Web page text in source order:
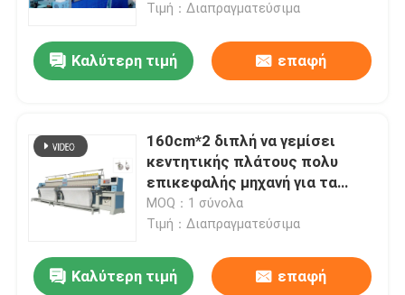
Εμφάνιση VR
Επισκεψή εργοστασίου
Έλεγχος Ποιότητας
Επικοινωνήστε μαζί μας
Τιμή：Διαπραγματεύσιμα
Καλύτερη τιμή επαφή
160cm*2 διπλή να γεμίσει
κεντητικής πλάτους πολυ
επικεφαλής μηχανή για τα
σακάκια
MOQ：1 σύνολα
Τιμή：Διαπραγματεύσιμα
Καλύτερη τιμή επαφή